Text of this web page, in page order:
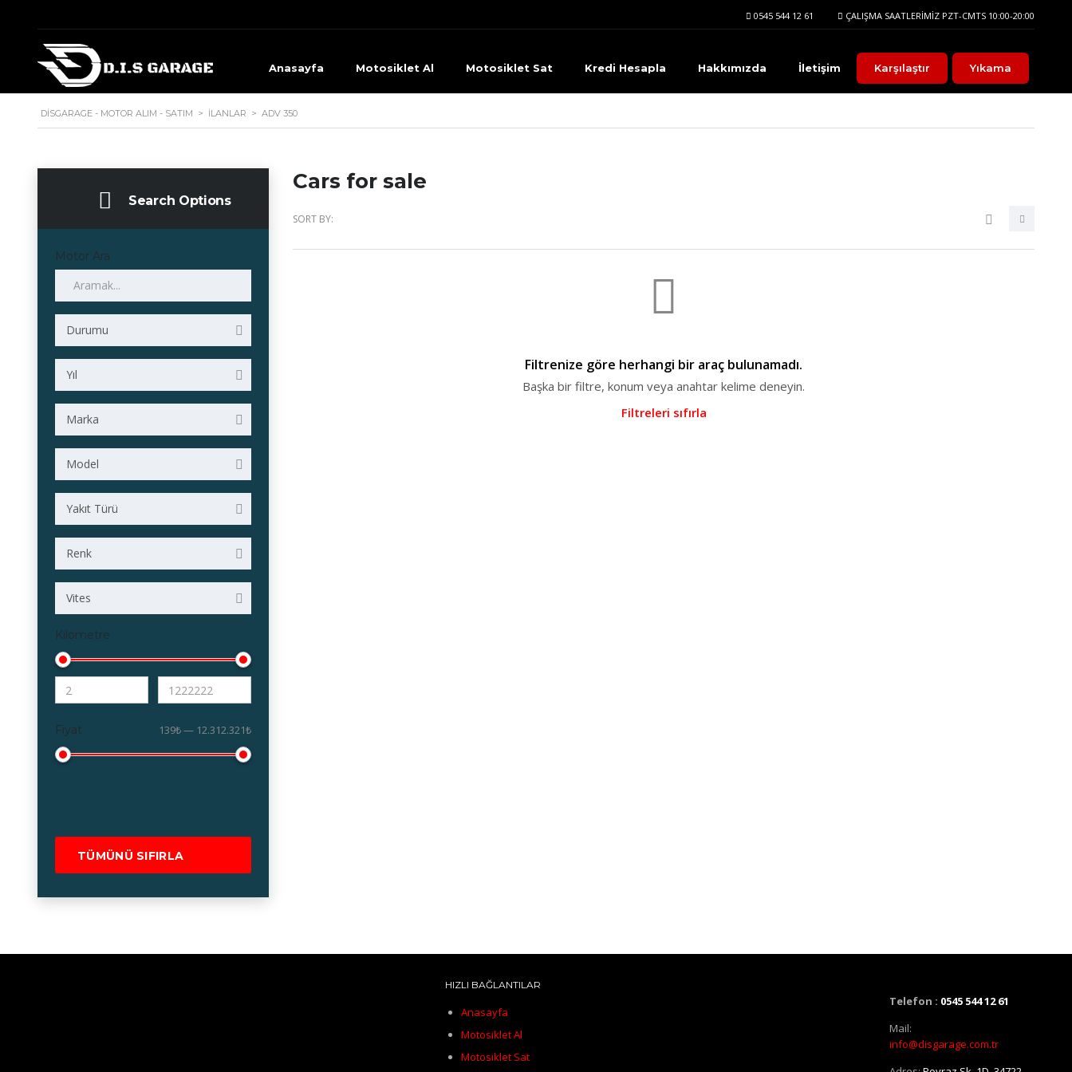
ÇALIŞMA SAATLERIMIZ PZT-CMTS 10:00-20:00
0545 544 12 61
Anasayfa Motosiklet Al Motosiklet Sat Kredi Hesapla Hakkımızda İletişim Karşılaştır Yıkama
DISGARAGE - MOTOR ALIM - SATIM > İLANLAR > ADV 350
Search Options
Motor Ara
Durumu
Yıl
Marka
Model
Yakıt Türü
Renk
Vites
Kilometre
Fiyat 139₺ — 12.312.321₺
TÜMÜNÜ SIFIRLA
Cars for sale
SORT BY:
Filtrenize göre herhangi bir araç bulunamadı.
Başka bir filtre, konum veya anahtar kelime deneyin.
Filtreleri sıfırla
HIZLI BAĞLANTILAR
Anasayfa
Motosiklet Al
Motosiklet Sat
Telefon : 0545 544 12 61
Mail:
info@disgarage.com.tr